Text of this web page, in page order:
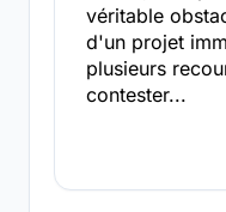
véritable
d'un projet
plusieurs
contester...